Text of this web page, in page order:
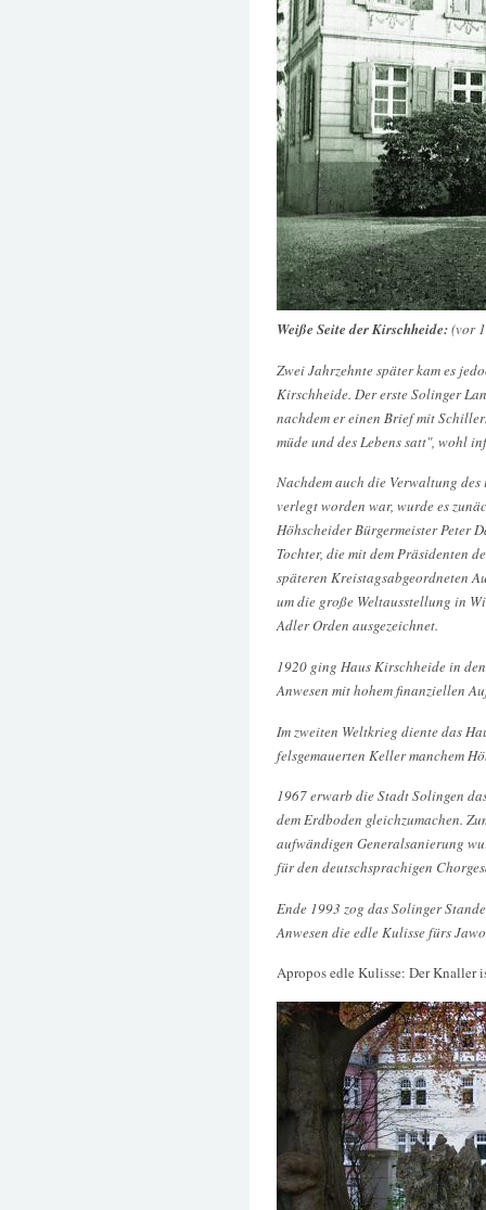
Weiße Seite der Kirschheide:(vor
Zwei Jahrzehnte später kam es
Kirschheide. Der erste Solinger
nachdem er einen Brief mit
müde und des Lebens satt", wohl
Nachdem auch die Verwaltung
verlegt worden war, wurde es
Höhscheider Bürgermeister Peter
Tochter, die mit dem Präsidenten
späteren Kreistagsabgeordneten
um die große Weltausstellung in
Adler Orden ausgezeichnet.
1920 ging Haus Kirschheide in
Anwesen mit hohem finanziellen
Im zweiten Weltkrieg diente das
felsgemauerten Keller manchem
1967 erwarb die Stadt Solingen
dem Erdboden gleichzumachen.
aufwändigen Generalsanierung
für den deutschsprachigen
Ende 1993 zog das Solinger
Anwesen die edle Kulisse fürs
Apropos edle Kulisse: Der Knaller